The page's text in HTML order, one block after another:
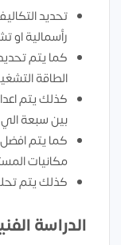
تحديد
رأسمالية او
كما يتم
الطاقة
كذلك يتم
بين سبعة
كما يتم
مكانيات
كذلك يتم
الدراسة